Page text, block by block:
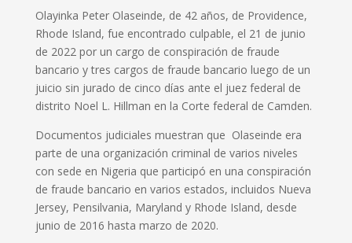
Olayinka Peter Olaseinde, de 42 años, de Providence,
Rhode Island, fue encontrado culpable, el 21 de junio
de 2022 por un cargo de conspiración de fraude
bancario y tres cargos de fraude bancario luego de un
juicio sin jurado de cinco días ante el juez federal de
distrito Noel L. Hillman en la Corte federal de Camden.
Documentos judiciales muestran que Olaseinde era
parte de una organización criminal de varios niveles
con sede en Nigeria que participó en una conspiración
de fraude bancario en varios estados, incluidos Nueva
Jersey, Pensilvania, Maryland y Rhode Island, desde
junio de 2016 hasta marzo de 2020.